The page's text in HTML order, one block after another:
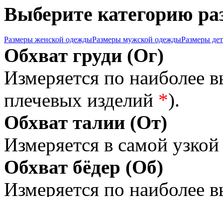
Выберите категорию
Размеры женской одеждыРазмеры мужской одеждыРазмеры
Обхват груди (Ог)
Измеряется по наиболее
плечевых изделий *).
Обхват талии (От)
Измеряется в самой
Обхват бёдер (Об)
Измеряется по наиболее